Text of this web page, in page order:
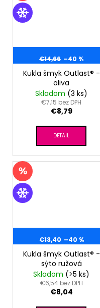
€14,66 –40 %
Kukla šmyk Outlast® -
oliva
Skladom (3 ks)
€7,15 bez DPH
€8,79
DETAIL
€13,40 –40 %
Kukla šmyk Outlast® -
sýto ružová
Skladom (>5 ks)
€6,54 bez DPH
€8,04